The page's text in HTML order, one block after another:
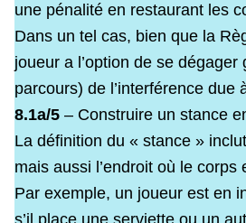
une pénalité en restaurant les
Dans un tel cas, bien que la
joueur a l’option de se
parcours) de l’interférence due
8.1a/5 – Construire un stance
La définition du « stance »
mais aussi l’endroit où le
Par exemple, un joueur est en